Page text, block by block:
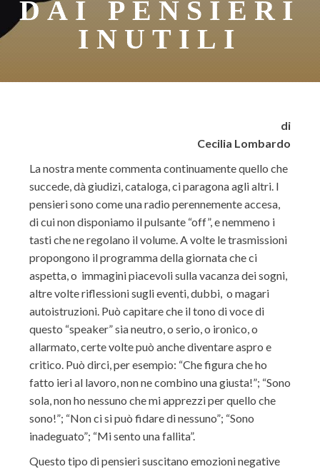
DAI PENSIERI
INUTILI
di
Cecilia Lombardo
La nostra mente commenta continuamente quello che
succede, dà giudizi, cataloga, ci paragona agli altri. I
pensieri sono come una radio perennemente accesa,
di cui non disponiamo il pulsante “off”, e nemmeno i
tasti che ne regolano il volume. A volte le trasmissioni
propongono il programma della giornata che ci
aspetta, o immagini piacevoli sulla vacanza dei sogni,
altre volte riflessioni sugli eventi, dubbi, o magari
autoistruzioni. Può capitare che il tono di voce di
questo “speaker” sia neutro, o serio, o ironico, o
allarmato, certe volte può anche diventare aspro e
critico. Può dirci, per esempio: “Che figura che ho
fatto ieri al lavoro, non ne combino una giusta!”; “Sono
sola, non ho nessuno che mi apprezzi per quello che
sono!”; “Non ci si può fidare di nessuno”; “Sono
inadeguato”; “Mi sento una fallita”.
Questo tipo di pensieri suscitano emozioni negative